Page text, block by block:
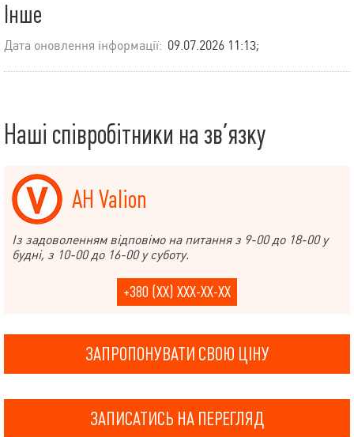
Інше
Дата оновлення інформації: 09.07.2026 11:13;
Наші співробітники на зв’язку
АН Valion
Із задоволенням відповімо на питання з 9-00 до 18-00 у
будні, з 10-00 до 16-00 у суботу.
+380 (XX) XXX-XX-XX
ЗАПРОПОНУВАТИ СВОЮ ЦІНУ
ЗАПИСАТИСЬ НА ПЕРЕГЛЯД